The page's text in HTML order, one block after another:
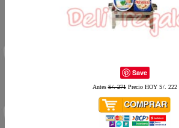
Save
AntesS/. 271Precio HOY S/. 222